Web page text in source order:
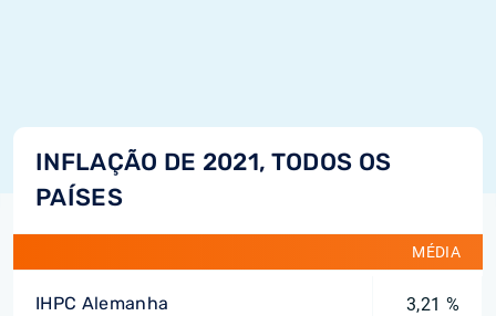
INFLAÇÃO DE 2021, TODOS OS
PAÍSES
MÉDIA
IHPC Alemanha 3,21 %